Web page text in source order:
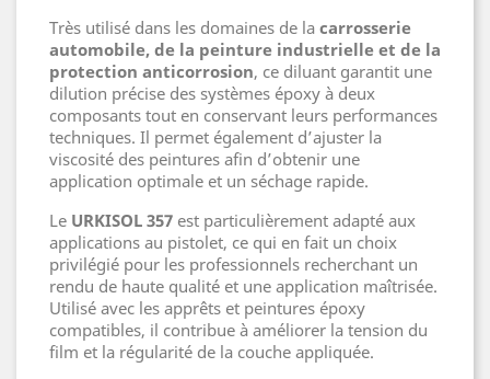
Très utilisé dans les domaines de la carrosserie
automobile, de la peinture industrielle et de la
protection anticorrosion, ce diluant garantit une
dilution précise des systèmes époxy à deux
composants tout en conservant leurs performances
techniques. Il permet également d’ajuster la
viscosité des peintures afin d’obtenir une
application optimale et un séchage rapide.
Le URKISOL 357 est particulièrement adapté aux
applications au pistolet, ce qui en fait un choix
privilégié pour les professionnels recherchant un
rendu de haute qualité et une application maîtrisée.
Utilisé avec les apprêts et peintures époxy
compatibles, il contribue à améliorer la tension du
film et la régularité de la couche appliquée.